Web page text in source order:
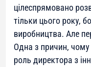
цілеспрямовано
тільки цього року,
виробництва. Але
Одна з причин, чому
роль директора з